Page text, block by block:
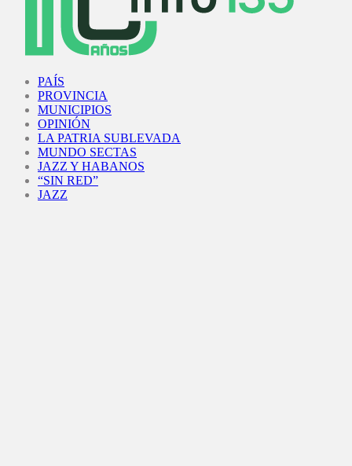
PAÍS
PROVINCIA
MUNICIPIOS
OPINIÓN
LA PATRIA SUBLEVADA
MUNDO SECTAS
JAZZ Y HABANOS
“SIN RED”
JAZZ